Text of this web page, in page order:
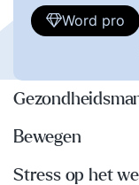
Word pro
Bewegen
Stress op het